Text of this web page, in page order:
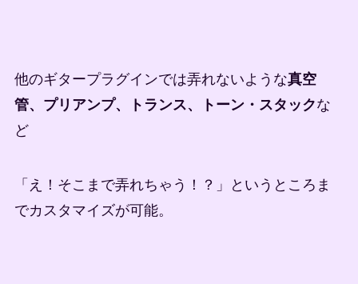
他のギタープラグインでは弄れないような真空
管、プリアンプ、トランス、トーン・スタックな
ど
「え！そこまで弄れちゃう！？」というところま
でカスタマイズが可能。